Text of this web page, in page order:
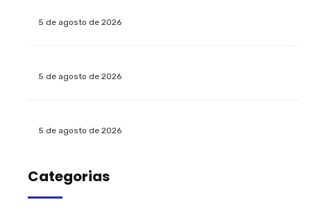
5 de agosto de 2026
5 de agosto de 2026
5 de agosto de 2026
Categorias